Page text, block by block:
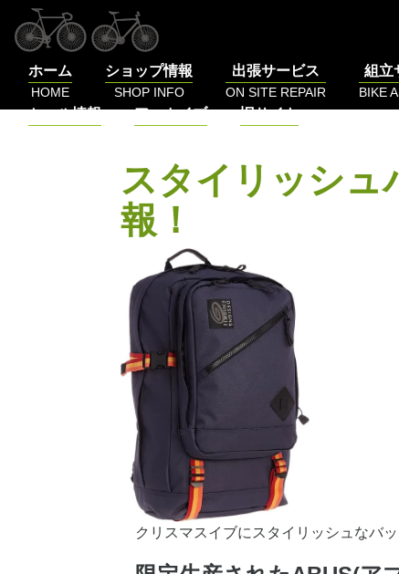
ホーム
HOME
ショップ情報
SHOP INFO
出張サービス
ON SITE REPAIR
組立
BIKE
セール情報 アーカイブ 旧サイト
スタイリッシュ
報！
クリスマスイブにスタイリッシュなバ